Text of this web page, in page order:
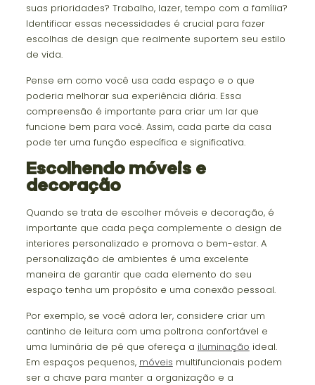
suas prioridades? Trabalho, lazer, tempo com a família?
Identificar essas necessidades é crucial para fazer
escolhas de design que realmente suportem seu estilo
de vida.
Pense em como você usa cada espaço e o que
poderia melhorar sua experiência diária. Essa
compreensão é importante para criar um lar que
funcione bem para você. Assim, cada parte da casa
pode ter uma função específica e significativa.
Escolhendo móveis e
decoração
Quando se trata de escolher móveis e decoração, é
importante que cada peça complemente o design de
interiores personalizado e promova o bem-estar. A
personalização de ambientes é uma excelente
maneira de garantir que cada elemento do seu
espaço tenha um propósito e uma conexão pessoal.
Por exemplo, se você adora ler, considere criar um
cantinho de leitura com uma poltrona confortável e
uma luminária de pé que ofereça a iluminação ideal.
Em espaços pequenos, móveis multifuncionais podem
ser a chave para manter a organização e a